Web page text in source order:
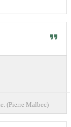
(Pierre Malbec)